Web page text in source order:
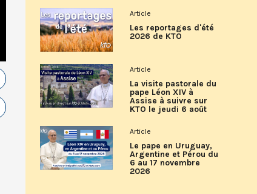
Article
Les reportages d'été
2026 de KTO
Article
La visite pastorale du
pape Léon XIV à
Assise à suivre sur
KTO le jeudi 6 août
Article
Le pape en Uruguay,
Argentine et Pérou du
6 au 17 novembre
2026